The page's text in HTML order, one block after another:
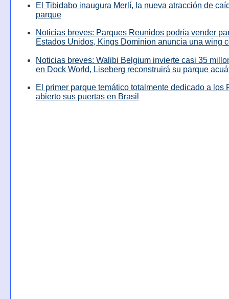
El Tibidabo inaugura Merlí, la nueva atracción de
parque
Noticias breves: Parques Reunidos podría vender
Estados Unidos, Kings Dominion anuncia una wing
Noticias breves: Walibi Belgium invierte casi 35
en Dock World, Liseberg reconstruirá su parque
El primer parque temático totalmente dedicado a los
abierto sus puertas en Brasil